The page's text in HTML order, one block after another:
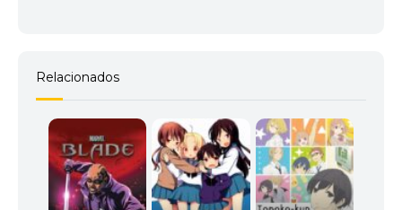
Relacionados